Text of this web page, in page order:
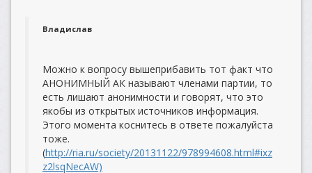
Владислав
Можно к вопросу вышеприбавить тот факт что
АНОНИМНЫЙ АК называют членами партии, то
есть лишают анонимности и говорят, что это
якобы из открытых источников информация.
Этого момента коснитесь в ответе пожалуйста
тоже.
(http://ria.ru/society/20131122/978994608.html#ixz
z2lsqNecAW)